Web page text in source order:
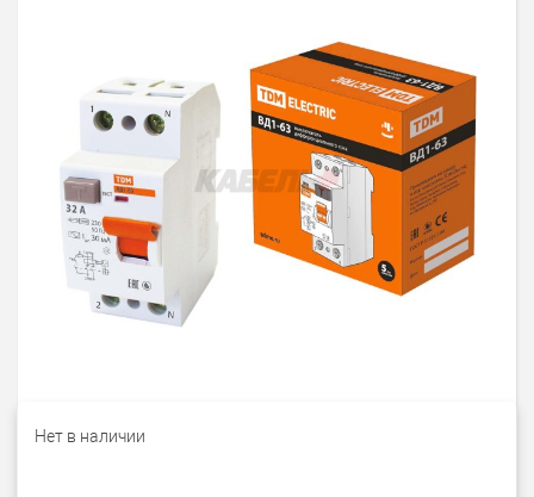
Нет в наличии